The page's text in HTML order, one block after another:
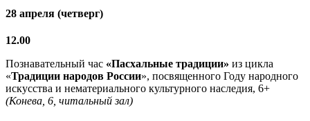
28 апреля (четверг)
12.00
Познавательный час «Пасхальные традиции» из цикла
«Традиции народов России», посвященного Году народного
искусства и нематериального культурного наследия, 6+
(Конева, 6, читальный зал)